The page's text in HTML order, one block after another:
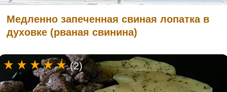
Медленно запеченная свиная лопатка в
духовке (рваная свинина)
(2)